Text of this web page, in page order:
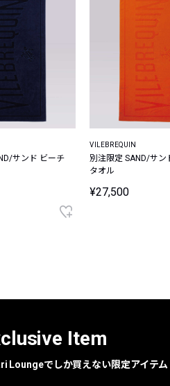
セー
サンド ビーチ
VILEBREQUIN
別注限定 SAND/サン
タオル
¥27,500
Item
Loungeでしか買えない限定アイテム